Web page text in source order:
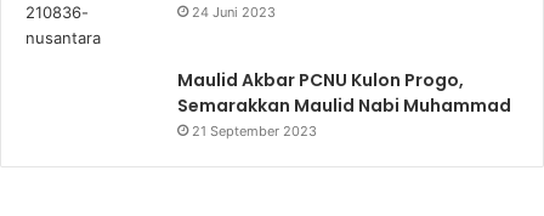
24 Juni 2023
Maulid Akbar PCNU Kulon Progo,
Semarakkan Maulid Nabi Muhammad
21 September 2023